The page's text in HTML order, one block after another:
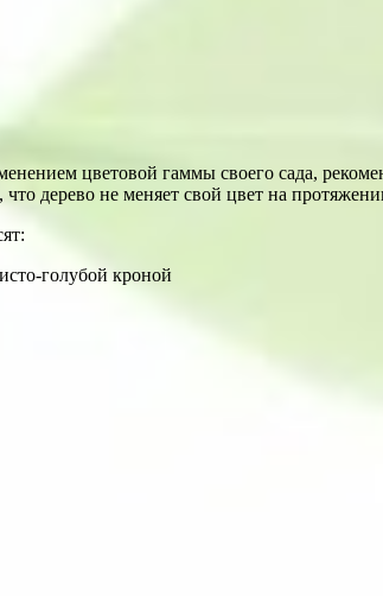
цветовой гаммы своего сада,
дерево не меняет свой цвет на
голубой кроной